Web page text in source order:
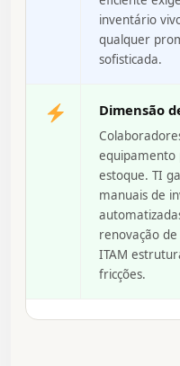
inventário
qualquer
sofisticada.
Dimensão
equipamento
estoque. TI
manuais de
renovação
ITAM
fricções.